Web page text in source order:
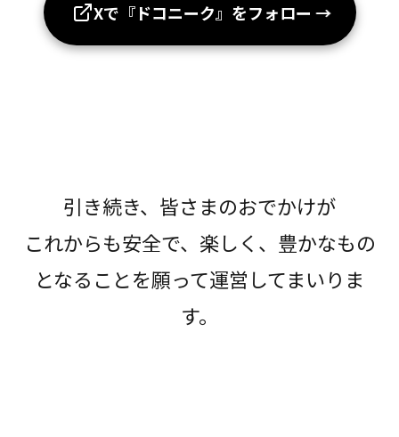
Xで『ドコニーク』をフォロー →
引き続き、皆さまのおでかけが
これからも安全で、楽しく、豊かなもの
となることを願って運営してまいりま
す。